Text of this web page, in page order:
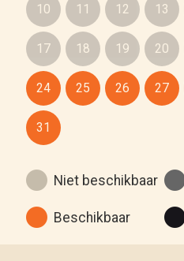
10 11 12 13
17 18 19 20
24 25 26 27
31
Niet beschikbaar
Beschikbaar